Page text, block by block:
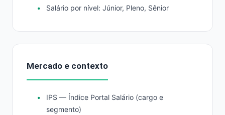
Salário por nível: Júnior, Pleno, Sênior
Mercado e contexto
IPS — Índice Portal Salário (cargo e
segmento)